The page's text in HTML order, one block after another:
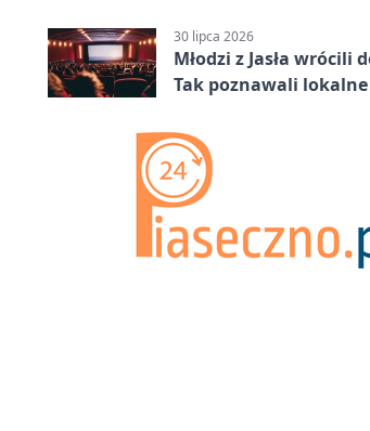
30 lipca 2026
Młodzi z Jasła wrócili
Tak poznawali